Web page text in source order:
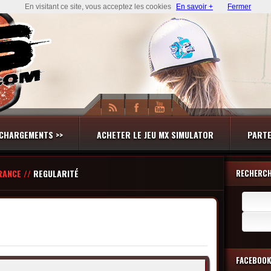
>> ACHETER LE JEU MX SIMULATOR
// REGULARITÉ
FACEBOOK
En visitant ce site, vous acceptez les cookies En savoir + Fermer